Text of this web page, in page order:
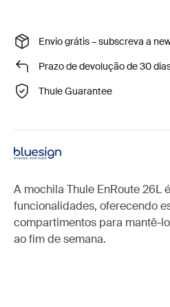
Envio grátis – subscreva a
Prazo de devolução de 30
Thule Guarantee
A mochila Thule EnRoute 26L
funcionalidades, oferecendo
compartimentos para mantê-
ao fim de semana.